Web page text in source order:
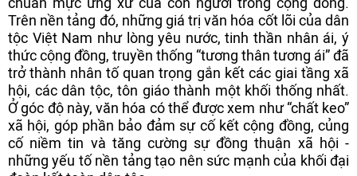
Trên nền tảng đó, những giá trị văn hóa cốt lõi của dân
tộc Việt Nam như lòng yêu nước, tinh thần nhân ái, ý
thức cộng đồng, truyền thống “tương thân tương ái” đã
trở thành nhân tố quan trọng gắn kết các giai tầng xã
hội, các dân tộc, tôn giáo thành một khối thống nhất.
Ở góc độ này, văn hóa có thể được xem như “chất keo”
xã hội, góp phần bảo đảm sự cố kết cộng đồng, củng
cố niềm tin và tăng cường sự đồng thuận xã hội -
những yếu tố nền tảng tạo nên sức mạnh của khối đại